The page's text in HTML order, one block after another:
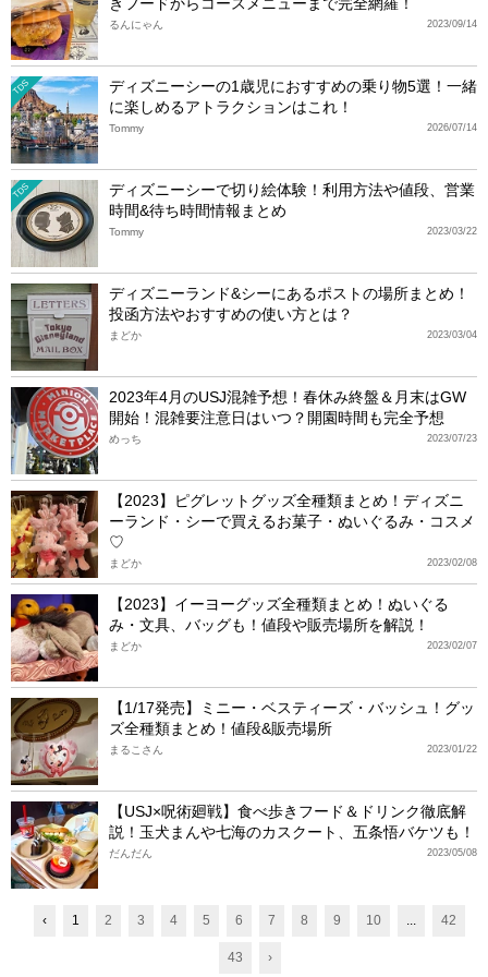
2023/09/14
るんにゃん
TDS
ディズニーシーの1歳児におすすめの乗り物5選！一緒
に楽しめるアトラクションはこれ！
2026/07/14
Tommy
TDS
ディズニーシーで切り絵体験！利用方法や値段、営業
時間&待ち時間情報まとめ
2023/03/22
Tommy
ディズニーランド&シーにあるポストの場所まとめ！
投函方法やおすすめの使い方とは？
2023/03/04
まどか
2023年4月のUSJ混雑予想！春休み終盤＆月末はGW
開始！混雑要注意日はいつ？開園時間も完全予想
2023/07/23
めっち
【2023】ピグレットグッズ全種類まとめ！ディズニ
ーランド・シーで買えるお菓子・ぬいぐるみ・コスメ
♡
2023/02/08
まどか
【2023】イーヨーグッズ全種類まとめ！ぬいぐる
み・文具、バッグも！値段や販売場所を解説！
2023/02/07
まどか
【1/17発売】ミニー・ベスティーズ・バッシュ！グッ
ズ全種類まとめ！値段&販売場所
2023/01/22
まるこさん
【USJ×呪術廻戦】食べ歩きフード＆ドリンク徹底解
説！玉犬まんや七海のカスクート、五条悟バケツも！
2023/05/08
だんだん
‹ 1 2 3 4 5 6 7 8 9 10 ... 42
43 ›